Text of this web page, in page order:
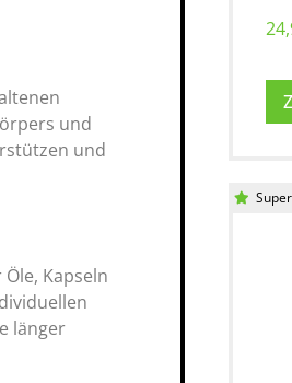
und
und
Kapseln
länger